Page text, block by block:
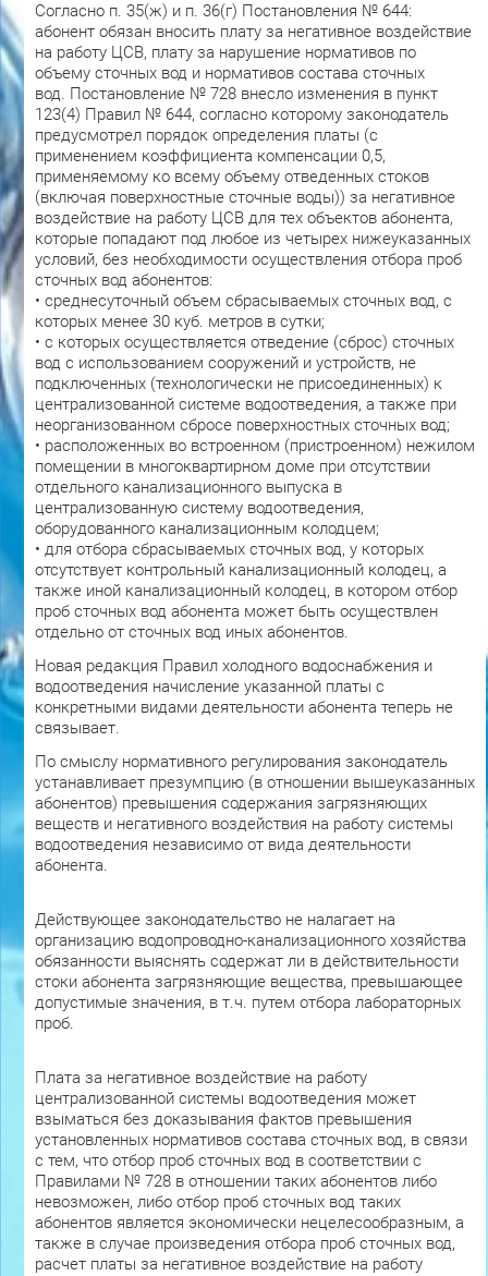
Согласно п. 35(ж) и п. 36(г) Постановления № 644:
абонент обязан вносить плату за негативное воздействие
на работу ЦСВ, плату за нарушение нормативов по
объему сточных вод и нормативов состава сточных
вод. Постановление № 728 внесло изменения в пункт
123(4) Правил № 644, согласно которому законодатель
предусмотрел порядок определения платы (с
применением коэффициента компенсации 0,5,
применяемому ко всему объему отведенных стоков
(включая поверхностные сточные воды)) за негативное
воздействие на работу ЦСВ для тех объектов абонента,
которые попадают под любое из четырех нижеуказанных
условий, без необходимости осуществления отбора проб
сточных вод абонентов:
• среднесуточный объем сбрасываемых сточных вод, с
которых менее 30 куб. метров в сутки;
• с которых осуществляется отведение (сброс) сточных
вод с использованием сооружений и устройств, не
подключенных (технологически не присоединенных) к
централизованной системе водоотведения, а также при
неорганизованном сбросе поверхностных сточных вод;
• расположенных во встроенном (пристроенном) нежилом
помещении в многоквартирном доме при отсутствии
отдельного канализационного выпуска в
централизованную систему водоотведения,
оборудованного канализационным колодцем;
• для отбора сбрасываемых сточных вод, у которых
отсутствует контрольный канализационный колодец, а
также иной канализационный колодец, в котором отбор
проб сточных вод абонента может быть осуществлен
отдельно от сточных вод иных абонентов.
Новая редакция Правил холодного водоснабжения и
водоотведения начисление указанной платы с
конкретными видами деятельности абонента теперь не
связывает.
По смыслу нормативного регулирования законодатель
устанавливает презумпцию (в отношении вышеуказанных
абонентов) превышения содержания загрязняющих
веществ и негативного воздействия на работу системы
водоотведения независимо от вида деятельности
абонента.
Действующее законодательство не налагает на
организацию водопроводно-канализационного хозяйства
обязанности выяснять содержат ли в действительности
стоки абонента загрязняющие вещества, превышающее
допустимые значения, в т.ч. путем отбора лабораторных
проб.
Плата за негативное воздействие на работу
централизованной системы водоотведения может
взыматься без доказывания фактов превышения
установленных нормативов состава сточных вод, в связи
с тем, что отбор проб сточных вод в соответствии с
Правилами № 728 в отношении таких абонентов либо
невозможен, либо отбор проб сточных вод таких
абонентов является экономически нецелесообразным, а
также в случае произведения отбора проб сточных вод,
расчет платы за негативное воздействие на работу